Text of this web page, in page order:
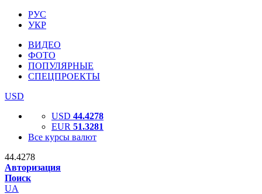
РУС
УКР
ВИДЕО
ФОТО
ПОПУЛЯРНЫЕ
СПЕЦПРОЕКТЫ
USD
USD 44.4278
EUR 51.3281
Все курсы валют
44.4278
Авторизация
Поиск
UA